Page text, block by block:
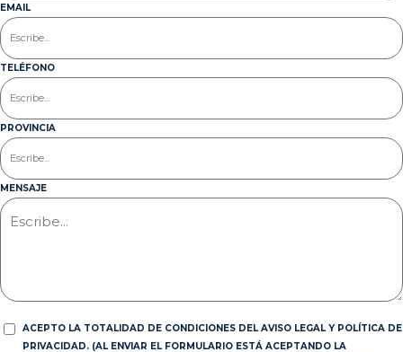
EMAIL
TELÉFONO
PROVINCIA
MENSAJE
ACEPTO LA TOTALIDAD DE CONDICIONES DEL AVISO LEGAL Y POLÍTICA DE
PRIVACIDAD. (AL ENVIAR EL FORMULARIO ESTÁ ACEPTANDO LA